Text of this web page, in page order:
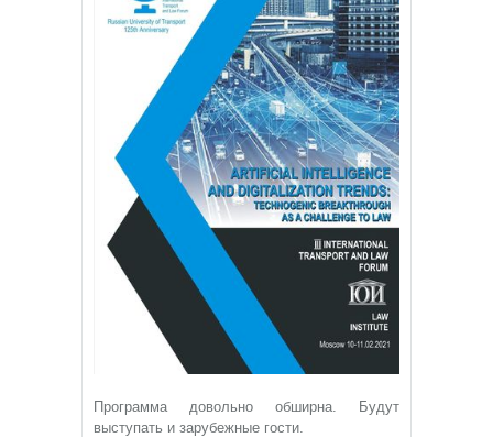
Программа довольно обширна. Будут
выступать и зарубежные гости.